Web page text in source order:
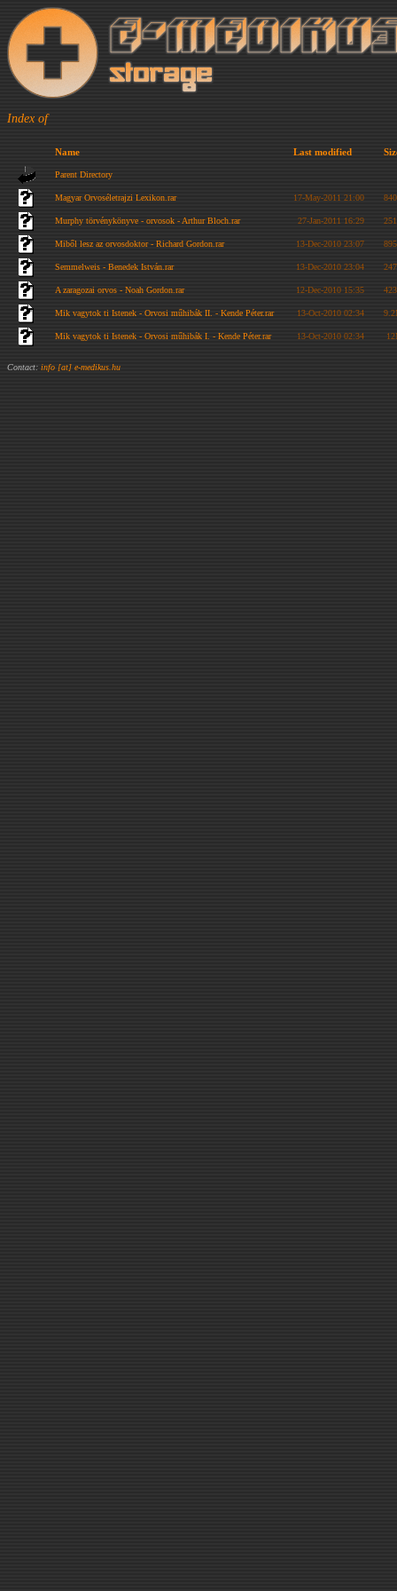
Index of
Name Last modified
Parent Directory
Magyar Orvoséletrajzi Lexikon.rar 17-May-2011 21:00
Murphy törvénykönyve - orvosok - Arthur Bloch.rar 27-Jan-2011 16:29
Miből lesz az orvosdoktor - Richard Gordon.rar 13-Dec-2010 23:07
Semmelweis - Benedek István.rar 13-Dec-2010 23:04
A zaragozai orvos - Noah Gordon.rar 12-Dec-2010 15:35
Mik vagytok ti Istenek - Orvosi műhibák II. - Kende Péter.rar 13-Oct-2010 02:34
Mik vagytok ti Istenek - Orvosi műhibák I. - Kende Péter.rar 13-Oct-2010 02:34
Contact: info [at] e-medikus.hu